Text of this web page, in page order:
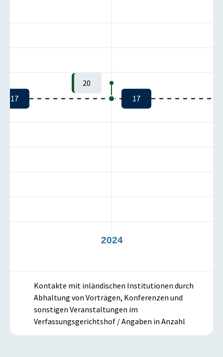
2024
17
20
17
Kontakte mit inländischen Institutionen durch
Abhaltung von Vorträgen, Konferenzen und
sonstigen Veranstaltungen im
Verfassungsgerichtshof / Angaben in Anzahl